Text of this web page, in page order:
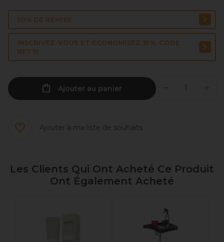
50% DE REMISE
INSCRIVEZ-VOUS ET ÉCONOMISEZ 15%: CODE
RET15
Ajouter au panier
Ajouter à ma liste de souhaits
Les Clients Qui Ont Acheté Ce Produit
Ont Également Acheté